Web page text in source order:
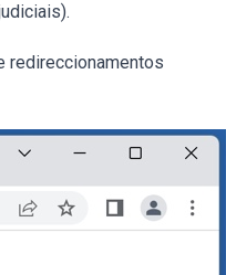
redireccionamentos